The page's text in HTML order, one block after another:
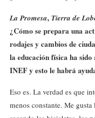
La Promesa, Tierra de
¿Cómo se prepara una
rodajes y cambios de
la educación física ha
INEF y esto le habrá
Eso es. La verdad es que
menos constante. Me